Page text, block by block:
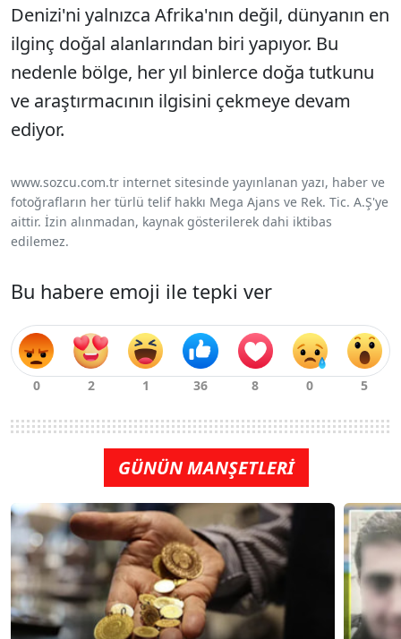
Denizi'ni yalnızca Afrika'nın değil, dünyanın en
ilginç doğal alanlarından biri yapıyor. Bu
nedenle bölge, her yıl binlerce doğa tutkunu
ve araştırmacının ilgisini çekmeye devam
ediyor.
www.sozcu.com.tr internet sitesinde yayınlanan yazı, haber ve
fotoğrafların her türlü telif hakkı Mega Ajans ve Rek. Tic. A.Ş'ye
aittir. İzin alınmadan, kaynak gösterilerek dahi iktibas
edilemez.
Bu habere emoji ile tepki ver
GÜNÜN MANŞETLERİ